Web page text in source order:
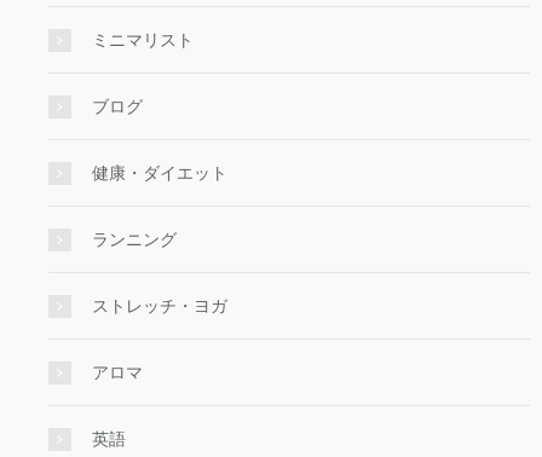
ミニマリスト
ブログ
健康・ダイエット
ランニング
ストレッチ・ヨガ
アロマ
英語